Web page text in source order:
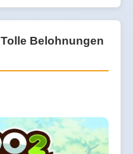
Belohnungen